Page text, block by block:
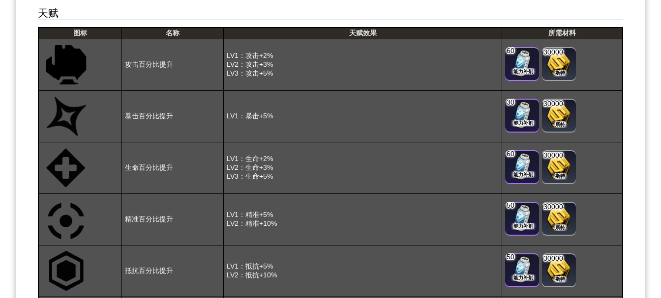
天赋
图标 名称 天赋效果 所需材料
攻击百分比提升
LV1：攻击+2%
LV2：攻击+3%
LV3：攻击+5%
60
能力补剂
30000
斯特
暴击百分比提升 LV1：暴击+5%
30
能力补剂
30000
斯特
生命百分比提升
LV1：生命+2%
LV2：生命+3%
LV3：生命+5%
60
能力补剂
30000
斯特
精准百分比提升
LV1：精准+5%
LV2：精准+10%
50
能力补剂
30000
斯特
抵抗百分比提升
LV1：抵抗+5%
LV2：抵抗+10%
50
能力补剂
30000
斯特